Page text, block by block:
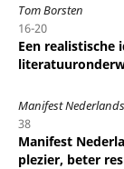
Tom Borsten
16-20
Een realistische
Manifest
38
Manifest
plezier, beter